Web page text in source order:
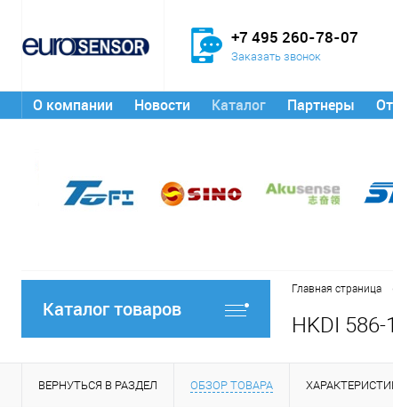
+7 495 260-78-07
Заказать звонок
О компании Новости Каталог Партнеры
Каталог товаров
Главная страница
HKDI
ВЕРНУТЬСЯ В РАЗДЕЛ ОБЗОР ТОВАРА